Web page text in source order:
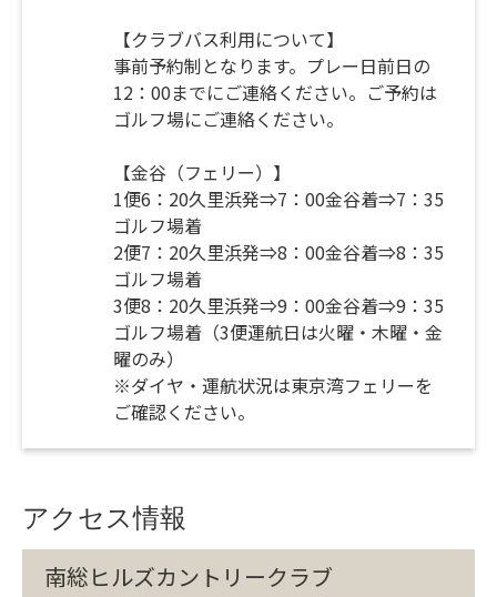
【クラブバス利用について】
事前予約制となります。プレー日前日の
12：00までにご連絡ください。ご予約は
ゴルフ場にご連絡ください。
【金谷（フェリー）】
1便6：20久里浜発⇒7：00金谷着⇒7：35
ゴルフ場着
2便7：20久里浜発⇒8：00金谷着⇒8：35
ゴルフ場着
3便8：20久里浜発⇒9：00金谷着⇒9：35
ゴルフ場着（3便運航日は火曜・木曜・金
曜のみ）
※ダイヤ・運航状況は東京湾フェリーを
ご確認ください。
アクセス情報
南総ヒルズカントリークラブ